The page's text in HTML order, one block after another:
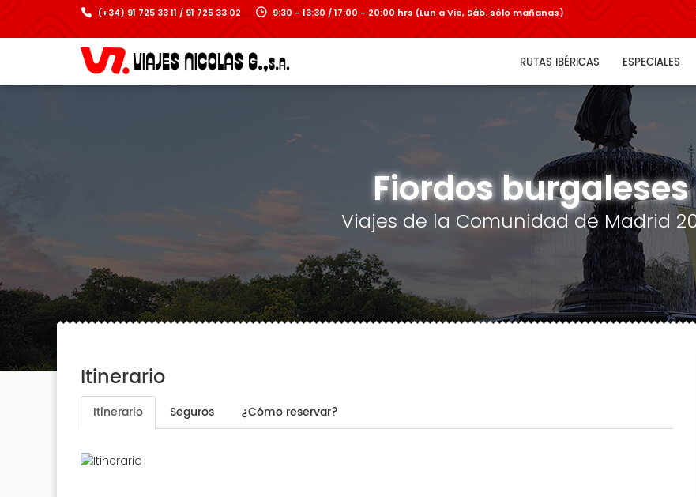
(+34) 91 725 33 11 / 91 725 33 02 9:30 - 13:30 / 17:00 - 20:00 hrs (Lun a Vie, Sáb. sólo mañanas)
RUTAS IBÉRICAS ESPECIALES
Fiordos burgaleses
Viajes de la Comunidad de Madrid
Itinerario
Itinerario Seguros ¿Cómo reservar?